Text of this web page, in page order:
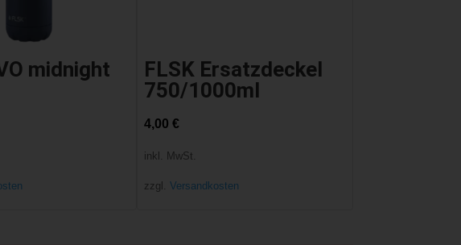
midnight
FLSK Ersatzdeckel
750/1000ml
4,00 €
inkl. MwSt.
zzgl. Versandkosten